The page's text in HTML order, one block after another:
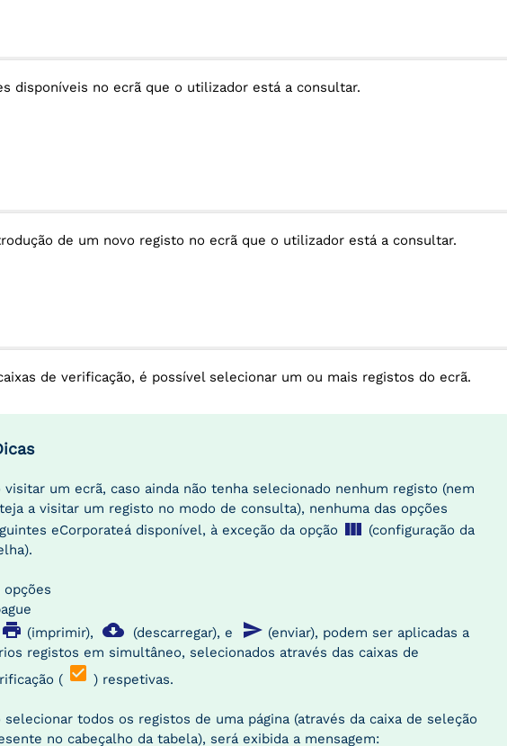
disponíveis no ecrã que o utilizador está a consultar.
de um novo registo no ecrã que o utilizador está a consultar.
de verificação, é possível selecionar um ou mais registos do ecrã.
visitar um ecrã, caso ainda não tenha selecionado nenhum registo (nem
a visitar um registo no modo de consulta), nenhuma das opções
eCorporateá disponível, à exceção da opção view_column (configuração da
opções
print (imprimir),cloud_download (descarregar), e send (enviar), podem ser aplicadas a
registos em simultâneo, selecionados através das caixas de
( check_box ) respetivas.
selecionar todos os registos de uma página (através da caixa de seleção
no cabeçalho da tabela), será exibida a mensagem: